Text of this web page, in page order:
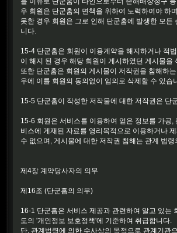
우 회원은 단군홈의 면책을 위하여 노력하여야 하
못한 경우 회원은 그로 인해 단군홈에 발생한 모든
니다.
15-4 단군홈은 회원이 이용계약을 해지하거나 적
이 해지 된 경우 해당 회원이 게시하였던 게시물을
또한 단군홈은 회원의 게시물이 저작권을 침해하
우에 이를 회원의 동의없이 임의로 삭제할 수 있습
15-5 단군홈이 작성한 저작물에 대한 저작권은 단
15-6 회원은 서비스를 이용하여 얻은 정보를 가공,
비스에 게재된 자료를 영리목적으로 이용하거나
수 없으며, 게시물에 대한 저작권 침해는 관계 법
제4장 계약당사자의 의무
제16조 (단군홈의 의무)
16-1 단군홈은 서비스 제공과 관련하여 알고 있는
도의 '개인정보 보호정책'에 기준하여 취급합니다.
단, 관계법령에 의한 수사상의 목적으로 관계기관